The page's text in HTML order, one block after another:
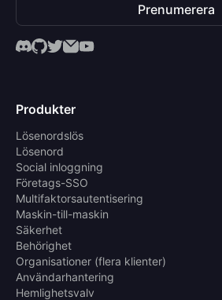
Prenumerera
Produkter
Lösenordslös
Lösenord
Social inloggning
Företags-SSO
Multifaktorsautentisering
Maskin-till-maskin
Säkerhet
Behörighet
Organisationer (flera klienter)
Användarhantering
Hemlighetsvalv